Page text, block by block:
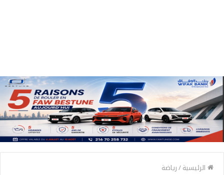
الرئيسية/رياضة